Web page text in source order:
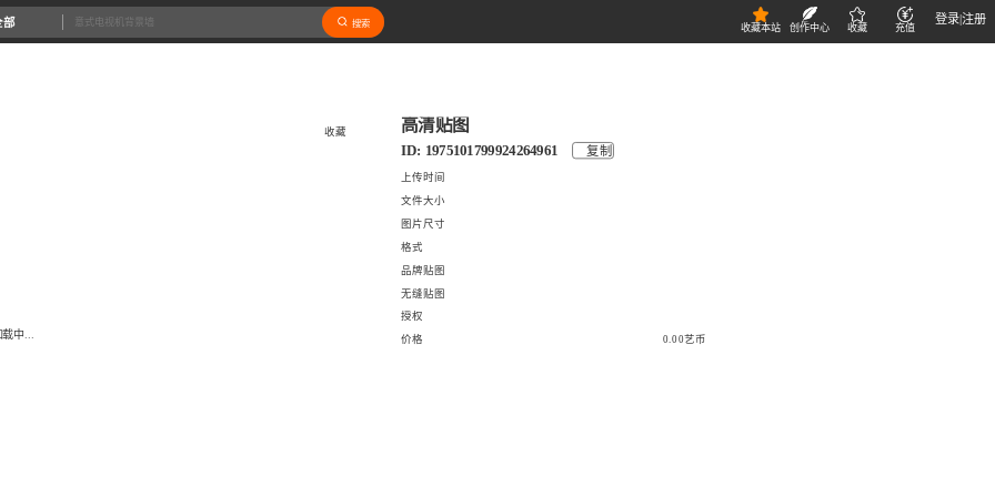
部 搜索 收藏本站 创作中心 收藏 充值
登录|注册
载中...
收藏 高清贴图
ID: 1975101799924264961 复制
上传时间
文件大小
图片尺寸
格式
品牌贴图
无缝贴图
授权
价格 0.00艺币